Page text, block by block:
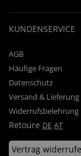
KUNDENSERVICE
AGB
Häufige Fragen
Datenschutz
Versand & Lieferung
Widerrufsbelehrung
Retoure DE AT
Vertrag